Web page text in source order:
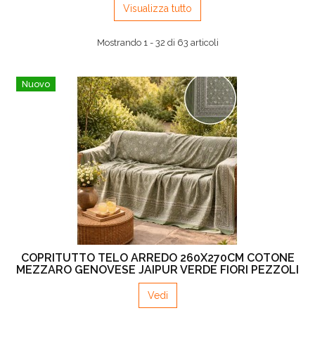
Visualizza tutto
Mostrando 1 - 32 di 63 articoli
Nuovo
COPRITUTTO TELO ARREDO 260X270CM COTONE
MEZZARO GENOVESE JAIPUR VERDE FIORI PEZZOLI
Vedi